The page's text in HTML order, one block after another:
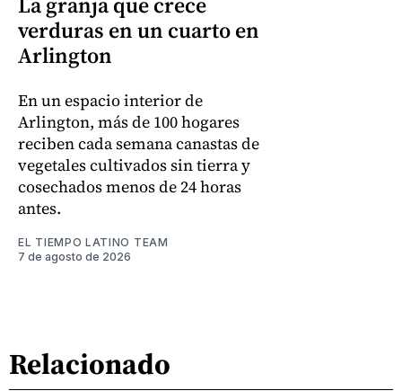
verduras en un cuarto en
Arlington
En un espacio interior de
Arlington, más de 100 hogares
reciben cada semana canastas de
vegetales cultivados sin tierra y
cosechados menos de 24 horas
antes.
EL TIEMPO LATINO TEAM
7 de agosto de 2026
Relacionado